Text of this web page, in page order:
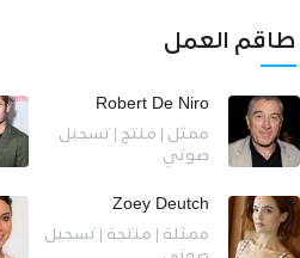
طاقم العمل
Robert De Niro
ممثل | منتج | تسجيل
صوتي
Zoey Deutch
ممثلة | منتجة | تسجيل